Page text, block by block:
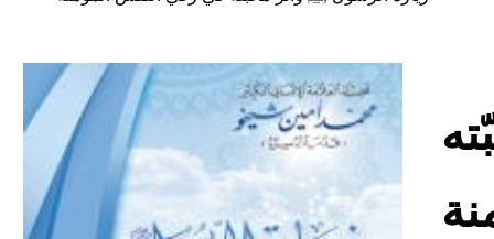
Download